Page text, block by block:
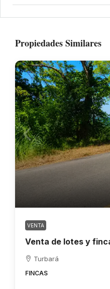
Propiedades Similares
VENTA
Venta de lotes y
Turbará
FINCAS